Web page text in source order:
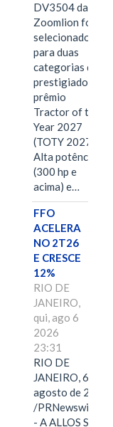
DV3504 da
Zoomlion foi
selecionado
para duas
categorias do
prestigiado
prêmio
Tractor of the
Year 2027
(TOTY 2027:
Alta potência
(300 hp e
acima) e…
FFO
ACELERA
NO 2T26
E CRESCE
12%
RIO DE
JANEIRO,
qui, ago 6
2026
23:31
RIO DE
JANEIRO, 6 de
agosto de 2026
/PRNewswire/ -
- A ALLOS S.A.